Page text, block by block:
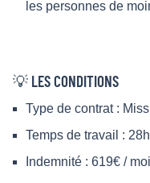
les personnes de
💡 LES CONDITIONS
Type de contrat :
Temps de travail :
Indemnité : 619€ /